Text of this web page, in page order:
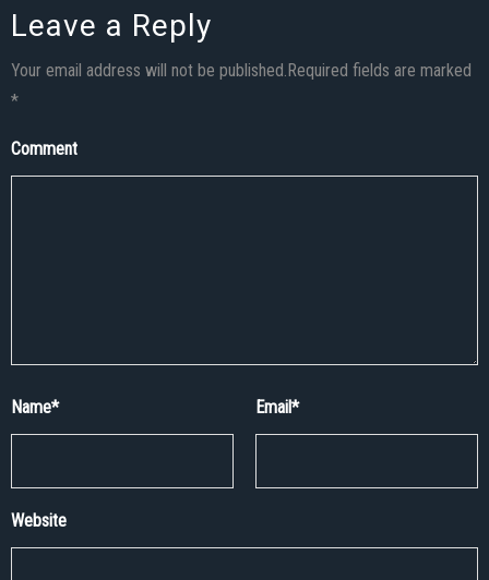
Leave a Reply
Your email address will not be published.Required fields are marked
*
Comment
Name* Email*
Website